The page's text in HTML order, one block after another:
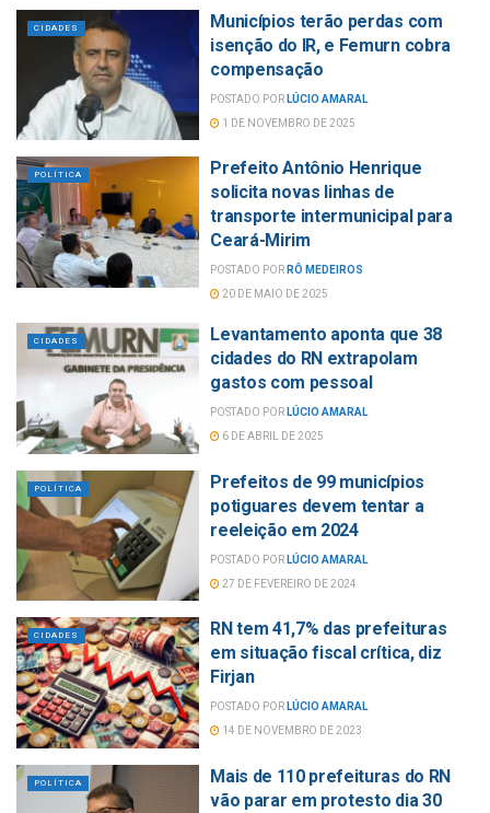
CIDADES
Municípios terão perdas com
isenção do IR, e Femurn cobra
compensação
POSTADO POR LÚCIO AMARAL
1 DE NOVEMBRO DE 2025
POLÍTICA
Prefeito Antônio Henrique
solicita novas linhas de
transporte intermunicipal para
Ceará-Mirim
POSTADO POR RÔ MEDEIROS
20 DE MAIO DE 2025
CIDADES
Levantamento aponta que 38
cidades do RN extrapolam
gastos com pessoal
POSTADO POR LÚCIO AMARAL
6 DE ABRIL DE 2025
POLÍTICA
Prefeitos de 99 municípios
potiguares devem tentar a
reeleição em 2024
POSTADO POR LÚCIO AMARAL
27 DE FEVEREIRO DE 2024
CIDADES
RN tem 41,7% das prefeituras
em situação fiscal crítica, diz
Firjan
POSTADO POR LÚCIO AMARAL
14 DE NOVEMBRO DE 2023
POLÍTICA
Mais de 110 prefeituras do RN
vão parar em protesto dia 30